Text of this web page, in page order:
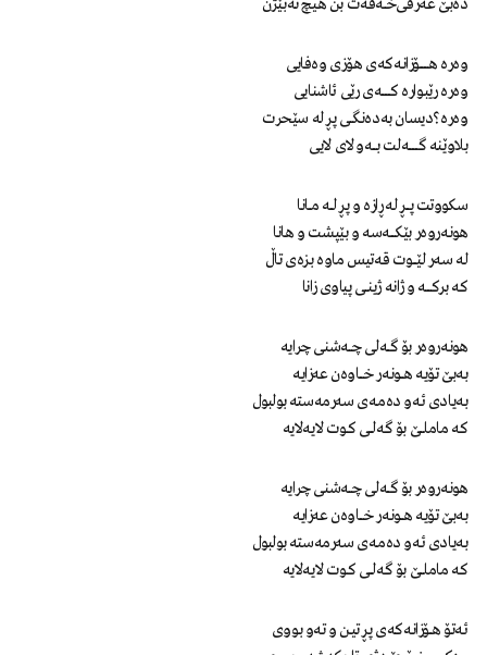
دەبێ ‌غەرقی‌خـــەفەت بن ‌هیچ نەبێژن
وەره هـــــــــــــۆزانەکەی هۆزی وەفایی
وەره رێبوارە کـــــــــــــەی رێی ئاشنایی
وەره‌؟دیسان‌ به‌دەنگــــی پڕ له سێحرت
بلاوێنه گــــــــــــــەلت بــــــەو لای ‌لایی
سکووتت پـــــڕ له ڕازه و پڕ لــــه مـــانا
هونەروەر بێکـــــــەسه و بێپشت و هانا
له ‌سەر لێـــــوت قەتیس ماوه بزەی تاڵ
که برکـــــــــه و ژانه ژینــــی پیاوی زانا
هونەروەر بۆ گــــەلی چــــەشنی چرایه
بەبێ تۆیه هـــــونەر خــــــاوەن عەزایه
به‌یادی ‌ئەو دەمـەی‌ سەرمەسته بولبول
که ماملـــــێ بۆ گەلـــــی کـوت لایەلایه
هونەروەر بۆ گــــەلی چــــەشنی چرایه
بەبێ تۆیه هـــــونەر خــــــاوەن عەزایه
به‌یادی ‌ئەو دەمـەی‌ سەرمەسته بولبول
که ماملـــــێ بۆ گەلـــــی کـوت لایەلایه
ئەتۆ هـــۆزانەکەی پڕ تیـن و تەو بووی